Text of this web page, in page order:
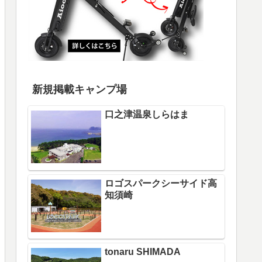
新規掲載キャンプ場
口之津温泉しらはま
ロゴスパークシーサイド高
知須崎
tonaru SHIMADA